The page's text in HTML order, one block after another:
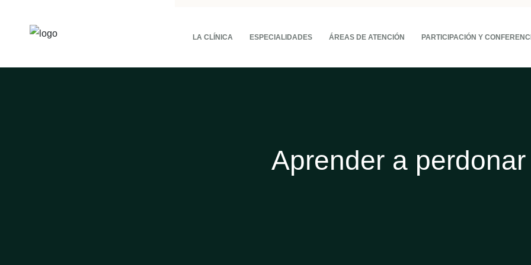
LA CLÍNICA ESPECIALIDADES ÁREAS DE ATENCIÓN PARTICIPACIÓN Y
Aprender a perdonar